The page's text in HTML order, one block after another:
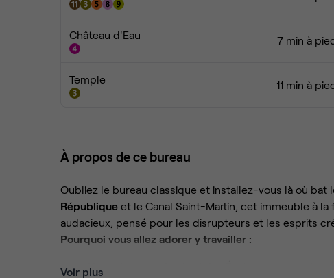
Château d'Eau 7 min à
Temple
11 min à
À propos de ce bureau
Oubliez le bureau classique et installez-vous là où
République et le Canal Saint-Martin, cet immeuble à
audacieux, pensé pour les disrupteurs et les esprits
Pourquoi vous allez adorer y travailler :
Une adresse qui a du style :
Voir plus